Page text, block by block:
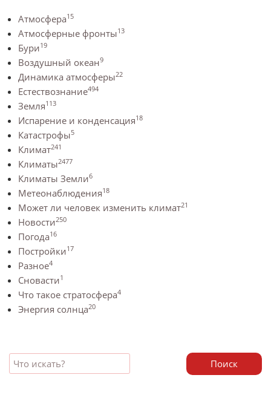
Атмосфера15
Атмосферные фронты13
Бури19
Воздушный океан9
Динамика атмосферы22
Естествознание494
Земля113
Испарение и конденсация18
Катастрофы5
Климат241
Климаты2477
Климаты Земли6
Метеонаблюдения18
Может ли человек изменить климат21
Новости250
Погода16
Постройки17
Разное4
Сновасти1
Что такое стратосфера4
Энергия солнца20
Поиск